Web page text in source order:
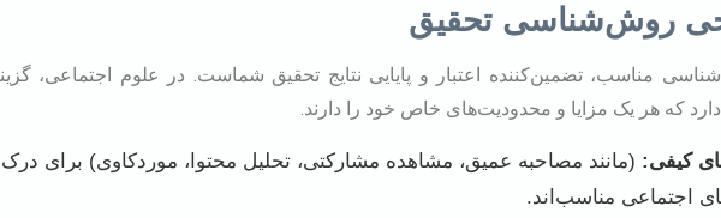
مناسب، تضمین‌کننده اعتبار و پایایی نتایج تحقیق شماست. در علوم اجتماعی،
که هر یک مزایا و محدودیت‌های خاص خود را دارند.
کیفی: (مانند مصاحبه عمیق، مشاهده مشارکتی، تحلیل محتوا، موردکاوی) برای
اجتماعی مناسب‌اند.